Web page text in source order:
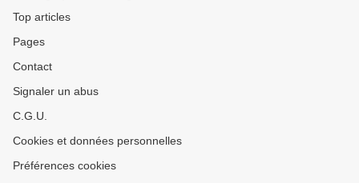
Top articles
Pages
Contact
Signaler un abus
C.G.U.
Cookies et données personnelles
Préférences cookies